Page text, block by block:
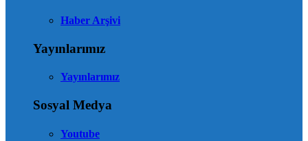
Haber Arşivi
Yayınlarımız
Yayınlarımız
Sosyal Medya
Youtube